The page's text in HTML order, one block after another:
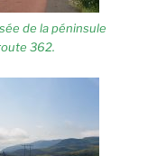
de la péninsule
362.